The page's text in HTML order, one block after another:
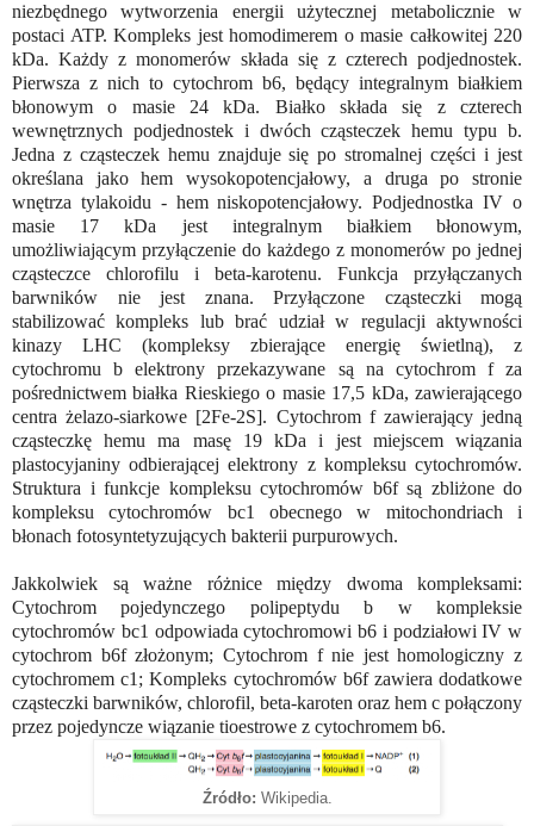
niezbędnego wytworzenia energii użytecznej metabolicznie w
postaci ATP. Kompleks jest homodimerem o masie całkowitej 220
kDa. Każdy z monomerów składa się z czterech podjednostek.
Pierwsza z nich to cytochrom b6, będący integralnym białkiem
błonowym o masie 24 kDa. Białko składa się z czterech
wewnętrznych podjednostek i dwóch cząsteczek hemu typu b.
Jedna z cząsteczek hemu znajduje się po stromalnej części i jest
określana jako hem wysokopotencjałowy, a druga po stronie
wnętrza tylakoidu - hem niskopotencjałowy. Podjednostka IV o
masie 17 kDa jest integralnym białkiem błonowym,
umożliwiającym przyłączenie do każdego z monomerów po jednej
cząsteczce chlorofilu i beta-karotenu. Funkcja przyłączanych
barwników nie jest znana. Przyłączone cząsteczki mogą
stabilizować kompleks lub brać udział w regulacji aktywności
kinazy LHC (kompleksy zbierające energię świetlną), z
cytochromu b elektrony przekazywane są na cytochrom f za
pośrednictwem białka Rieskiego o masie 17,5 kDa, zawierającego
centra żelazo-siarkowe [2Fe-2S]. Cytochrom f zawierający jedną
cząsteczkę hemu ma masę 19 kDa i jest miejscem wiązania
plastocyjaniny odbierającej elektrony z kompleksu cytochromów.
Struktura i funkcje kompleksu cytochromów b6f są zbliżone do
kompleksu cytochromów bc1 obecnego w mitochondriach i
błonach fotosyntetyzujących bakterii purpurowych.
Jakkolwiek są ważne różnice między dwoma kompleksami:
Cytochrom pojedynczego polipeptydu b w kompleksie
cytochromów bc1 odpowiada cytochromowi b6 i podziałowi IV w
cytochrom b6f złożonym; Cytochrom f nie jest homologiczny z
cytochromem c1; Kompleks cytochromów b6f zawiera dodatkowe
cząsteczki barwników, chlorofil, beta-karoten oraz hem c połączony
przez pojedyncze wiązanie tioestrowe z cytochromem b6.
Źródło: Wikipedia.